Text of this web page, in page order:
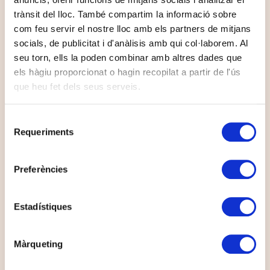
trànsit del lloc. També compartim la informació sobre
com feu servir el nostre lloc amb els partners de mitjans
socials, de publicitat i d'anàlisis amb qui col·laborem. Al
seu torn, ells la poden combinar amb altres dades que
els hàgiu proporcionat o hagin recopilat a partir de l'ús
que heu fet dels seus serveis.
Requeriments
Preferències
Estadístiques
Màrqueting
internal analytics by the
website operator.
c.gif
Microsoft
Collects data on the
user’s navigation and
behavior on the website.
This is used to compile
statistical reports and
heatmaps for the website
Sessió
ymex 1 anys